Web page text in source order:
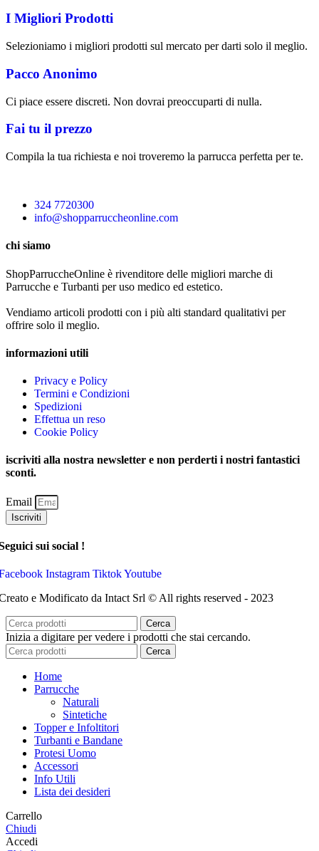
I Migliori Prodotti
Selezioniamo i migliori prodotti sul mercato per darti solo il meglio.
Pacco Anonimo
Ci piace essere discreti. Non dovrai preoccuparti di nulla.
Fai tu il prezzo
Compila la tua richiesta e noi troveremo la parrucca perfetta per te.
324 7720300
info@shopparruccheonline.com
chi siamo
ShopParruccheOnline è rivenditore delle migliori marche di
Parrucche e Turbanti per uso medico ed estetico.
Vendiamo articoli prodotti con i più alti standard qualitativi per
offrire solo il meglio.
informazioni utili
Privacy e Policy
Termini e Condizioni
Spedizioni
Effettua un reso
Cookie Policy
iscriviti alla nostra newsletter e non perderti i nostri fantastici
sconti.
Email
Iscriviti
sui social !
Instagram TiktokYoutube
e Modificato da Intact Srl © All rights reserved - 2023
Cerca
Inizia a digitare per vedere i prodotti che stai cercando.
Cerca
Home
Parrucche
Naturali
Sintetiche
Topper e Infoltitori
Turbanti e Bandane
Protesi Uomo
Accessori
Info Utili
Lista dei desideri
Carrello
Chiudi
Accedi